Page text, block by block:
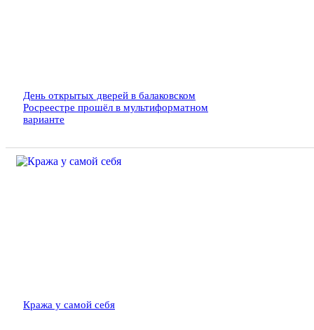
День открытых дверей в балаковском
Росреестре прошёл в мультиформатном
варианте
Кража у самой себя